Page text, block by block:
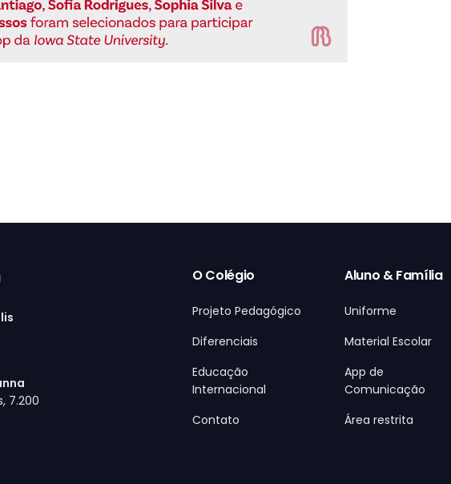
7.200
O Colégio
Projeto Pedagógico
Diferenciais
Educação
Internacional
Contato
Aluno & Família
Uniforme
Material Escolar
App de
Comunicação
Área restrita